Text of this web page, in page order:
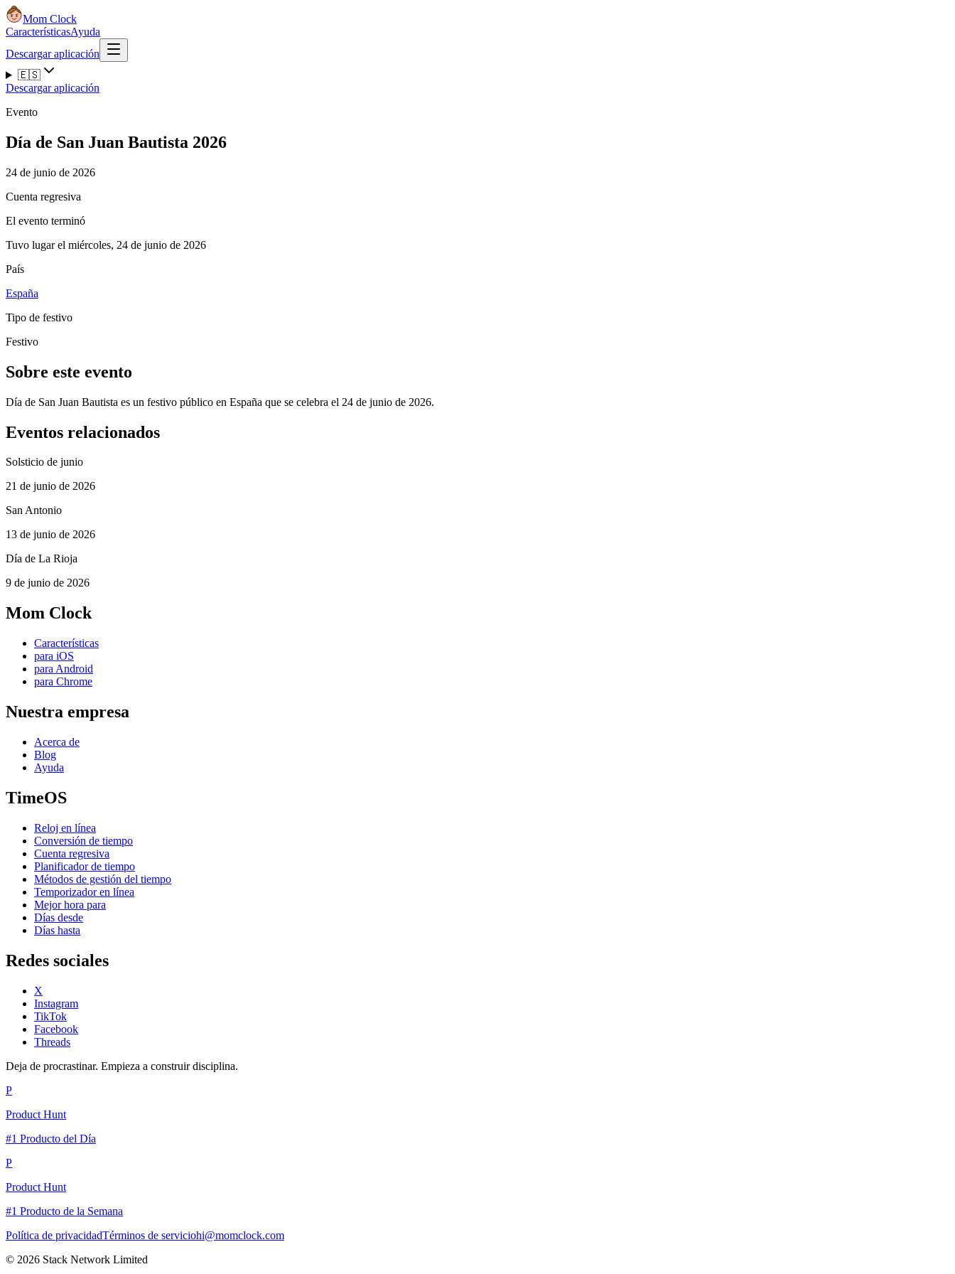
Mom Clock
CaracterísticasAyuda
Descargar aplicación
🇪🇸
Descargar aplicación
Evento
Día de San Juan Bautista 2026
24 de junio de 2026
Cuenta regresiva
El evento terminó
Tuvo lugar el miércoles, 24 de junio de 2026
País
España
Tipo de festivo
Festivo
Sobre este evento
Día de San Juan Bautista es un festivo público en España que se celebra el 24 de junio de 2026.
Eventos relacionados
Solsticio de junio
21 de junio de 2026
San Antonio
13 de junio de 2026
Día de La Rioja
9 de junio de 2026
Mom Clock
Características
para iOS
para Android
para Chrome
Nuestra empresa
Acerca de
Blog
Ayuda
TimeOS
Reloj en línea
Conversión de tiempo
Cuenta regresiva
Planificador de tiempo
Métodos de gestión del tiempo
Temporizador en línea
Mejor hora para
Días desde
Días hasta
Redes sociales
X
Instagram
TikTok
Facebook
Threads
Deja de procrastinar. Empieza a construir disciplina.
P
Product Hunt
#1 Producto del Día
P
Product Hunt
#1 Producto de la Semana
Política de privacidadTérminos de serviciohi@momclock.com
© 2026 Stack Network Limited